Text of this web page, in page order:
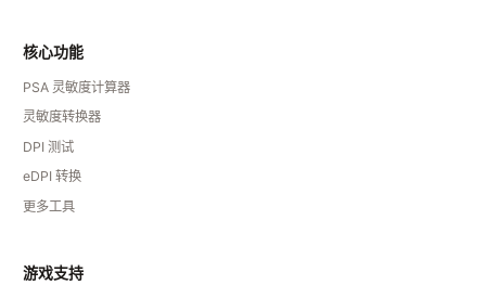
核心功能
PSA 灵敏度计算器
灵敏度转换器
DPI 测试
eDPI 转换
更多工具
游戏支持